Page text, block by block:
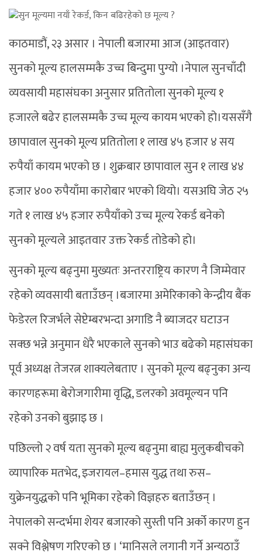
काठमाडौं, २३ असार । नेपाली बजारमा आज (आइतवार)
सुनको मूल्य हालसम्मकै उच्च बिन्दुमा पुग्यो ।नेपाल सुनचाँदी
व्यवसायी महासंघका अनुसार प्रतितोला सुनको मूल्य १
हजारले बढेर हालसम्मकै उच्च मूल्य कायम भएको हो।यससँगै
छापावाल सुनको मूल्य प्रतितोला १ लाख ४५ हजार ४ सय
रुपैयाँ कायम भएको छ । शुक्रबार छापावाल सुन १ लाख ४४
हजार ४०० रुपैयाँमा कारोबार भएको थियो। यसअघि जेठ २५
गते १ लाख ४५ हजार रुपैयाँको उच्च मूल्य रेकर्ड बनेको
सुनको मूल्यले आइतवार उक्त रेकर्ड तोडेको हो।
सुनको मूल्य बढ्नुमा मुख्यतः अन्तरराष्ट्रिय कारण नै जिम्मेवार
रहेको व्यवसायी बताउँछन् ।बजारमा अमेरिकाको केन्द्रीय बैंक
फेडेरल रिजर्भले सेप्टेम्बरभन्दा अगाडि नै ब्याजदर घटाउन
सक्छ भन्ने अनुमान धेरै भएकाले सुनको भाउ बढेको महासंघका
पूर्व अध्यक्ष तेजरत्न शाक्यलेबताए । सुनको मूल्य बढ्नुका अन्य
कारणहरूमा बेरोजगारीमा वृद्धि, डलरको अवमूल्यन पनि
रहेको उनको बुझाइ छ ।
पछिल्लो २ वर्ष यता सुनको मूल्य बढ्नुमा बाह्य मुलुकबीचको
व्यापारिक मतभेद, इजरायल–हमास युद्ध तथा रुस–
युक्रेनयुद्धको पनि भूमिका रहेको विज्ञहरु बताउँछन् ।
नेपालको सन्दर्भमा शेयर बजारको सुस्ती पनि अर्को कारण हुन
सक्ने विश्लेषण गरिएको छ । ‘मानिसले लगानी गर्ने अन्यठाउँ